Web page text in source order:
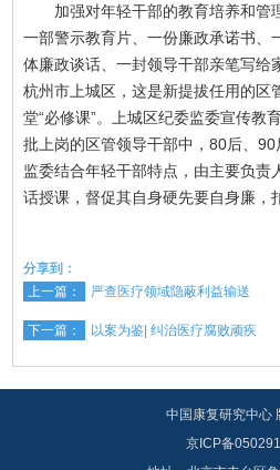
加强对年轻干部的教育培养和管理
一部警示教育片、一份廉政承诺书、
体廉政谈话、一封领导干部亲笔写给
杭州市上城区，这是新提拔任用的区
堂“必修课”。上城区纪委监委宣传教
批上岗的区管领导干部中，80后、
监委结合年轻干部特点，由主要负责
话授课，督促其自身硬先要自身廉，
分享到：
上一篇：
严查医疗领域隐蔽利益输送
下一篇： 以案为鉴| 纠治医疗腐败顽疾
中国康复研究中心
京ICP备